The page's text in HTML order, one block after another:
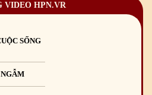
VIDEO HPN.VR
SỐNG